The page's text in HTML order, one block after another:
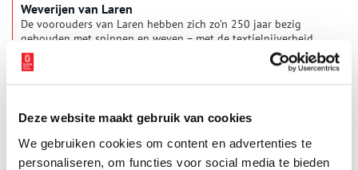
Deze website maakt gebruik van cookies
We gebruiken cookies om content en advertenties te
personaliseren, om functies voor social media te bieden
Weverijen van Laren
De voorouders van Laren hebben zich zo’n 250 jaar bezig
gehouden met spinnen en weven – met de textielnijverheid.
Weven begon in Laren in het verleden als thuisarbeid en later
werd er fabrieksmatig gewerkt. Eeuwenlang heeft een groot
deel van de bevolking van Laren “om den brode” gesponnen